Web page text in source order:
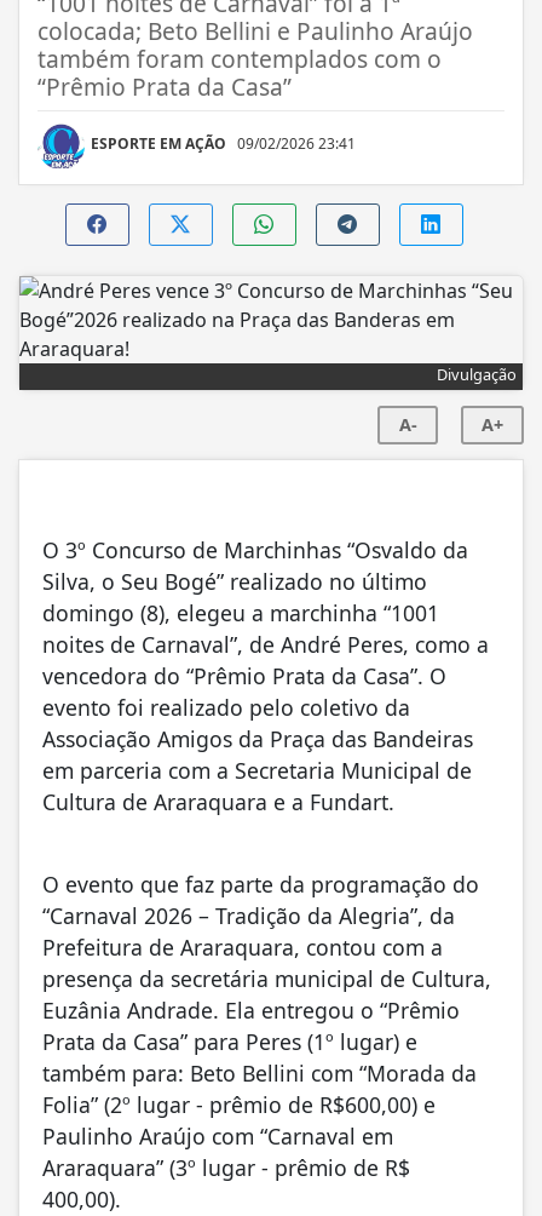
colocada; Beto Bellini e Paulinho Araújo
também foram contemplados com o
“Prêmio Prata da Casa”
ESPORTE EM AÇÃO 09/02/2026 23:41
Divulgação
A- A+
O 3º Concurso de Marchinhas “Osvaldo da
Silva, o Seu Bogé” realizado no último
domingo (8), elegeu a marchinha “1001
noites de Carnaval”, de André Peres, como a
vencedora do “Prêmio Prata da Casa”. O
evento foi realizado pelo coletivo da
Associação Amigos da Praça das Bandeiras
em parceria com a Secretaria Municipal de
Cultura de Araraquara e a Fundart.
O evento que faz parte da programação do
“Carnaval 2026 – Tradição da Alegria”, da
Prefeitura de Araraquara, contou com a
presença da secretária municipal de Cultura,
Euzânia Andrade. Ela entregou o “Prêmio
Prata da Casa” para Peres (1º lugar) e
também para: Beto Bellini com “Morada da
Folia” (2º lugar - prêmio de R$600,00) e
Paulinho Araújo com “Carnaval em
Araraquara” (3º lugar - prêmio de R$
400,00).